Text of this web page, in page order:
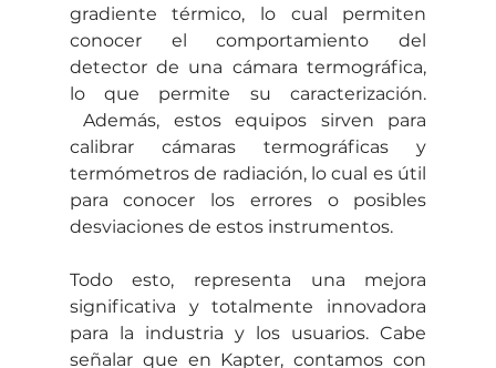
gradiente térmico, lo cual permiten
conocer el comportamiento del
detector de una cámara termográfica,
lo que permite su caracterización.
Además, estos equipos sirven para
calibrar cámaras termográficas y
termómetros de radiación, lo cual es útil
para conocer los errores o posibles
desviaciones de estos instrumentos.
Todo esto, representa una mejora
significativa y totalmente innovadora
para la industria y los usuarios. Cabe
señalar que en Kapter, contamos con